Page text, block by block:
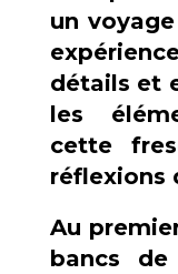
un
détails et
les
cette
réflexions
Au
bancs